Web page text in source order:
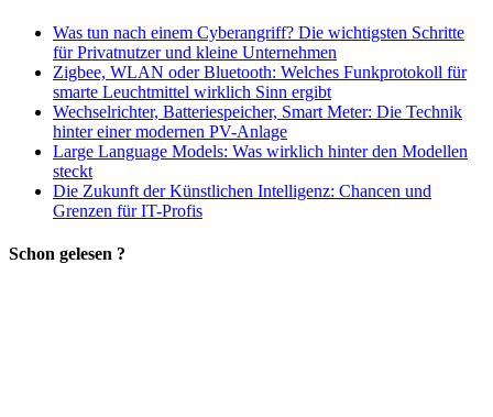
Was tun nach einem Cyberangriff? Die wichtigsten Schritte
für Privatnutzer und kleine Unternehmen
Zigbee, WLAN oder Bluetooth: Welches Funkprotokoll für
smarte Leuchtmittel wirklich Sinn ergibt
Wechselrichter, Batteriespeicher, Smart Meter: Die Technik
hinter einer modernen PV-Anlage
Large Language Models: Was wirklich hinter den Modellen
steckt
Die Zukunft der Künstlichen Intelligenz: Chancen und
Grenzen für IT-Profis
Schon gelesen ?